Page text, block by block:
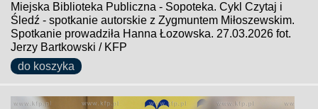
Miejska Biblioteka Publiczna - Sopoteka. Cykl Czytaj i
Śledź - spotkanie autorskie z Zygmuntem Miłoszewskim.
Spotkanie prowadziła Hanna Łozowska. 27.03.2026 fot.
Jerzy Bartkowski / KFP
do koszyka